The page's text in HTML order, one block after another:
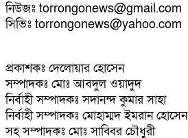
নিউজঃ torrongonews@gmail.com
সিভিঃ torrongonews@yahoo.com
প্রকাশকঃ দেলোয়ার হোসেন
সম্পাদকঃ মোঃ আবদুল ওয়াদুদ
নির্বাহী সম্পাদকঃ সদানন্দ কুমার সাহা
নির্বাহী সম্পাদকঃ মোহাম্মদ ইমরান হোসেন
সহ সম্পাদকঃ মোঃ সাব্বির চৌধুরী